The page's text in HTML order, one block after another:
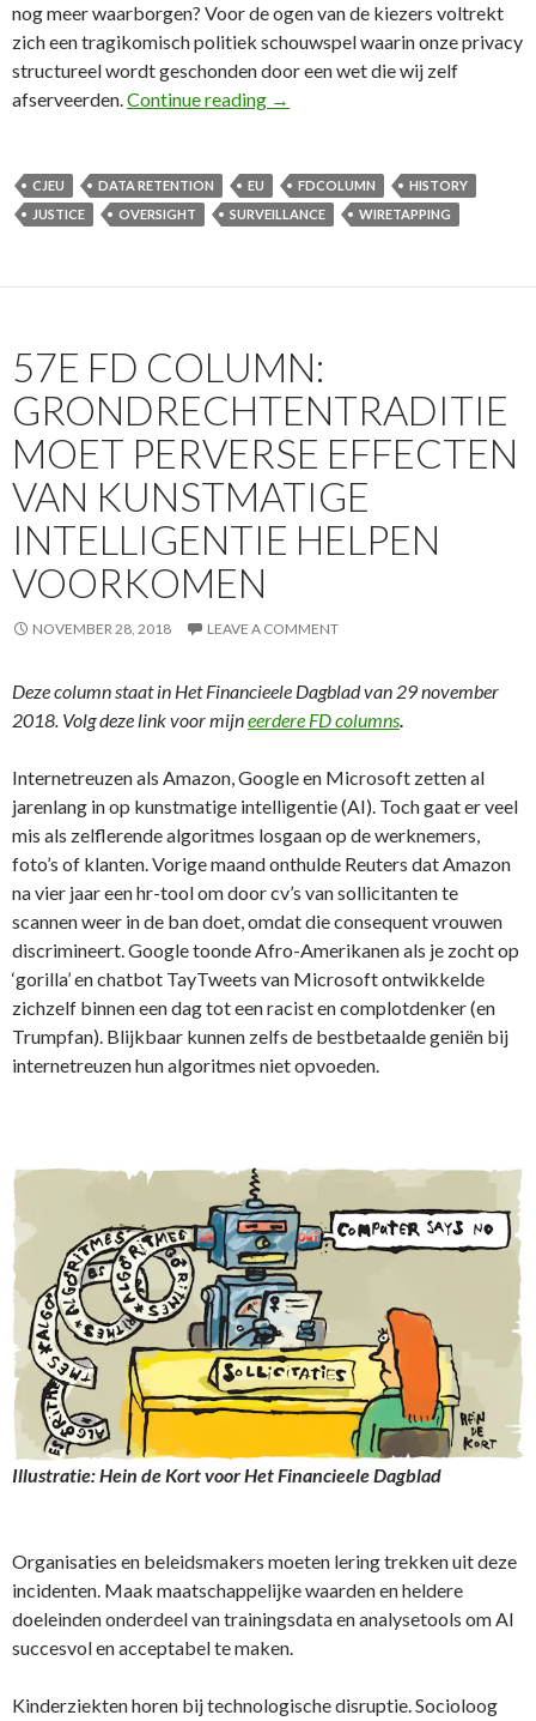
nog meer waarborgen? Voor de ogen van de kiezers voltrekt
zich een tragikomisch politiek schouwspel waarin onze privacy
structureel wordt geschonden door een wet die wij zelf
afserveerden.Continue reading 58e FD Column: Evaluatie
→
CJEU DATA RETENTION EU FDCOLUMN
HISTORY
JUSTICE
OVERSIGHT SURVEILLANCE WIRETAPPING
57E FD COLUMN:
GRONDRECHTENTRADITIE
MOET PERVERSE EFFECTEN
VAN KUNSTMATIGE
INTELLIGENTIE HELPEN
VOORKOMEN
NOVEMBER 28, 2018 LEAVE A COMMENT
Deze column staat in Het Financieele Dagblad van 29 november
2018. Volg deze link voor mijneerdere FD columns.
Internetreuzen als Amazon, Google en Microsoft zetten al
jarenlang in op kunstmatige intelligentie (AI). Toch gaat er veel
mis als zelflerende algoritmes losgaan op de werknemers,
foto’s of klanten. Vorige maand onthulde Reuters dat Amazon
na vier jaar een hr-tool om door cv’s van sollicitanten te
scannen weer in de ban doet, omdat die consequent vrouwen
discrimineert. Google toonde Afro-Amerikanen als je zocht op
‘gorilla’ en chatbot TayTweets van Microsoft ontwikkelde
zichzelf binnen een dag tot een racist en complotdenker (en
Trumpfan). Blijkbaar kunnen zelfs de bestbetaalde geniën bij
internetreuzen hun algoritmes niet opvoeden.
Illustratie: Hein de Kort voor Het Financieele Dagblad
Organisaties en beleidsmakers moeten lering trekken uit deze
incidenten. Maak maatschappelijke waarden en heldere
doeleinden onderdeel van trainingsdata en analysetools om AI
succesvol en acceptabel te maken.
Kinderziekten horen bij technologische disruptie. Socioloog